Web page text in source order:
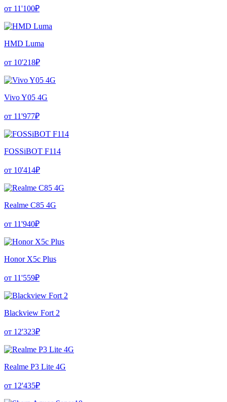
от 11'100₽
HMD Luma
от 10'218₽
Vivo Y05 4G
от 11'977₽
FOSSiBOT F114
от 10'414₽
Realme C85 4G
от 11'940₽
Honor X5c Plus
от 11'559₽
Blackview Fort 2
от 12'323₽
Realme P3 Lite 4G
от 12'435₽